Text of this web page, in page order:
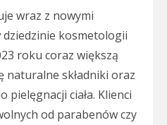
wraz z nowymi
kosmetologii
roku coraz większą
naturalne składniki oraz
pielęgnacji ciała. Klienci
od parabenów czy